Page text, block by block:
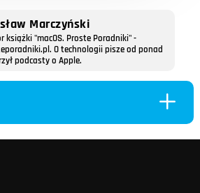
Marczyński
książki "macOS. Proste Poradniki" -
O technologii pisze od ponad
podcasty o Apple.
L